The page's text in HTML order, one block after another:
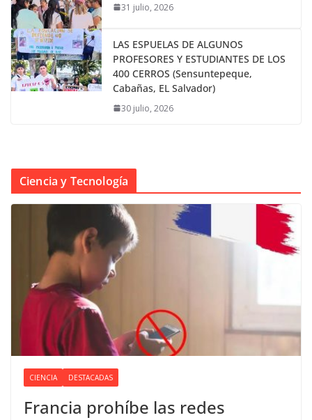
31 julio, 2026
LAS ESPUELAS DE ALGUNOS
PROFESORES Y ESTUDIANTES DE LOS
400 CERROS (Sensuntepeque,
Cabañas, EL Salvador)
30 julio, 2026
Ciencia y Tecnología
CIENCIA DESTACADAS
Francia prohíbe las redes